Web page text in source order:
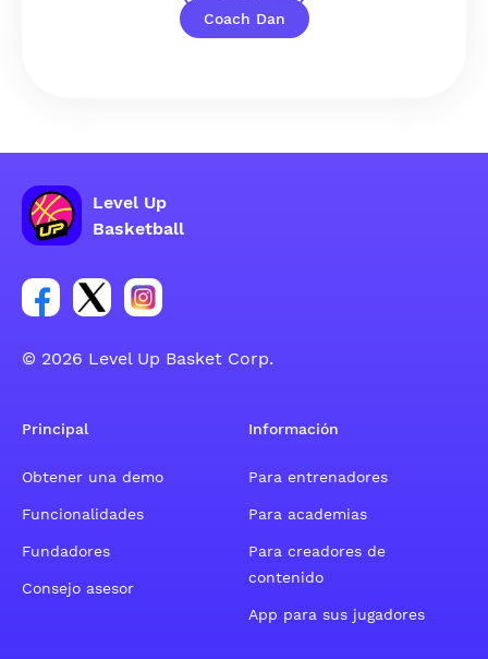
Coach Dan
Level Up
Basketball
Enlace para el grupo social de la cuenta de Facebook
Enlace para el grupo social de la cuenta de
Enlace para el grupo social de la cuenta
© 2026 Level Up Basket Corp.
Principal
Obtener una demo
Funcionalidades
Fundadores
Consejo asesor
Información
Para entrenadores
Para academias
Para creadores de
contenido
App para sus jugadores